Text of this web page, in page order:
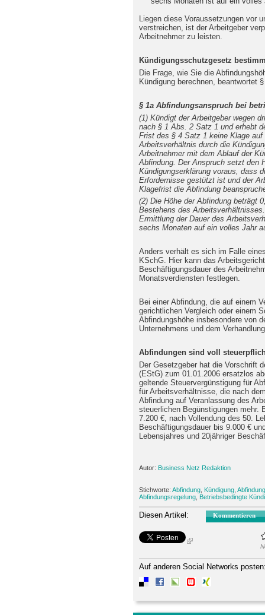
Liegen diese Voraussetzungen vor
verstreichen, ist der Arbeitgeber
Arbeitnehmer zu leisten.
Kündigungsschutzgesetz
Die Frage, wie Sie die
Kündigung berechnen, beantwortet
§ 1a Abfindungsanspruch bei
(1) Kündigt der Arbeitgeber wegen
nach § 1 Abs. 2 Satz 1 und erhebt
Frist des § 4 Satz 1 keine Klage
Arbeitsverhältnis durch die
Arbeitnehmer mit dem Ablauf der
Abfindung. Der Anspruch setzt den
Kündigungserklärung voraus, dass
Erfordernisse gestützt ist und der
Klagefrist die Abfindung
(2) Die Höhe der Abfindung beträgt
Bestehens des
Ermittlung der Dauer des
sechs Monaten auf ein volles Jahr
Anders verhält es sich im Falle
KSchG. Hier kann das
Beschäftigungsdauer des
Monatsverdiensten festlegen.
Bei einer Abfindung, die auf einem
gerichtlichen Vergleich oder einem
Abfindungshöhe insbesondere von
Unternehmens und dem
Abfindungen sind voll
Der Gesetzgeber hat die Vorschrift
(EStG) zum 01.01.2006 ersatzlos
geltende Steuervergünstigung für
für Arbeitsverhältnisse, die nach
Abfindung auf Veranlassung des
steuerlichen Begünstigungen mehr.
7.200 €, nach Vollendung des 50.
Beschäftigungsdauer bis 9.000 €
Lebensjahres und 20jähriger
Autor: Business Netz Redaktion
Stichworte: Abfindung Kündigung
Abfindungsregelung Betriebsbedingte
Diesen Artikel: Kommentieren
Auf anderen Social Networks